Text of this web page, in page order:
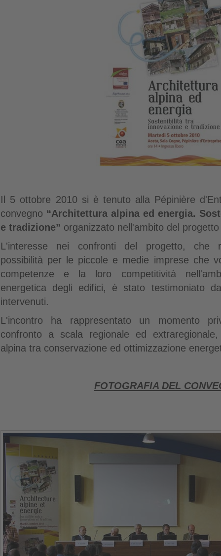
Il 5 ottobre 2010 si è tenuto alla Pépinière
convegno “Architettura alpina ed energia.
e tradizione” organizzato nell'ambito del
L'interesse nei confronti del progetto, che
possibilità per le piccole e medie imprese che
competenze e la loro competitività
energetica degli edifici, è stato testimoniato
intervenuti.
L'incontro ha rappresentato un momento
confronto a scala regionale ed
alpina tra conservazione ed ottimizzazione
FOTOGRAFIA DEL